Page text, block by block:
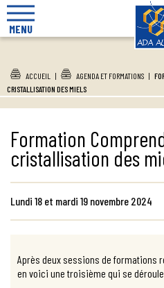
MENU
ACCUEIL | AGENDA ET FORMATIONS |
CRISTALLISATION DES MIELS
Formation
cristallisation des
Lundi 18 et mardi 19 novembre 2024
Après deux sessions de formations
en voici une troisième qui se